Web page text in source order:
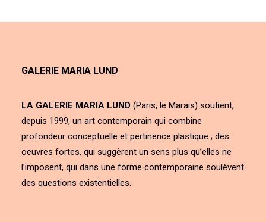
GALERIE MARIA LUND
LA GALERIE MARIA LUND (Paris, le Marais) soutient,
depuis 1999, un art contemporain qui combine
profondeur conceptuelle et pertinence plastique ; des
oeuvres fortes, qui suggèrent un sens plus qu’elles ne
l’imposent, qui dans une forme contemporaine soulèvent
des questions existentielles.